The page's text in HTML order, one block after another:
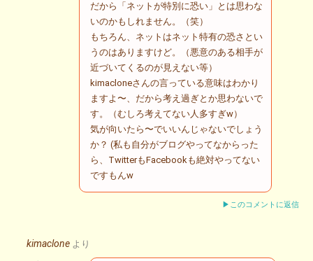
だから「ネットが特別に恐い」とは思わな
いのかもしれません。（笑）
もちろん、ネットはネット特有の恐さとい
うのはありますけど。（悪意のある相手が
近づいてくるのが見えない等）
kimacloneさんの言っている意味はわかり
ますよ〜、だから考え過ぎとか思わないで
す。（むしろ考えてない人多すぎw）
気が向いたら〜でいいんじゃないでしょう
か？ (私も自分がブログやってなからった
ら、TwitterもFacebookも絶対やってない
ですもんw
▶このコメントに返信
kimaclone より